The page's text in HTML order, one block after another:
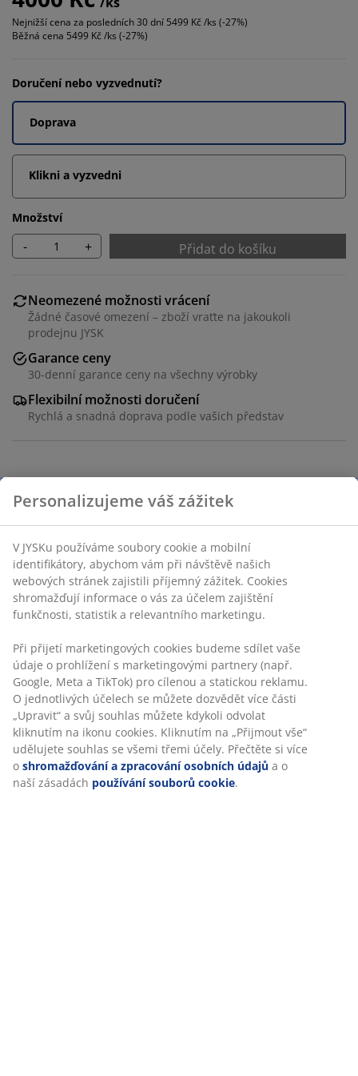
Nejnižší cena za posledních 30 dní 5499 Kč /ks (-27%)
Běžná cena 5499 Kč /ks (-27%)
Doručení nebo vyzvednutí?
Doprava
Klikni a vyzvedni
Množství
- + Přidat do košíku
Neomezené možnosti vrácení
Žádné časové omezení – zboží vraťte na jakoukoli
prodejnu JYSK
Garance ceny
30-denní garance ceny na všechny výrobky
Flexibilní možnosti doručení
Rychlá a snadná doprava podle vašich představ
% recyklováno). Lze otevřít z vrchní a přední strany.
Skladová položka: 3772030
Specifikace
Hodnocení
Personalizujeme váš zážitek
V JYSKu používáme soubory cookie a mobilní
identifikátory, abychom vám při návštěvě našich
webových stránek zajistili příjemný zážitek. Cookies
shromažďují informace o vás za účelem zajištění
funkčnosti, statistik a relevantního marketingu.
Při přijetí marketingových cookies budeme sdílet vaše
údaje o prohlížení s marketingovými partnery (např.
Google, Meta a TikTok) pro cílenou a statickou reklamu.
O jednotlivých účelech se můžete dozvědět více části
„Upravit“ a svůj souhlas můžete kdykoli odvolat
kliknutím na ikonu cookies. Kliknutím na „Přijmout vše“
udělujete souhlas se všemi třemi účely. Přečtěte si více
o shromažďování a zpracování osobních údajů a o
naší zásadách používání souborů cookie.